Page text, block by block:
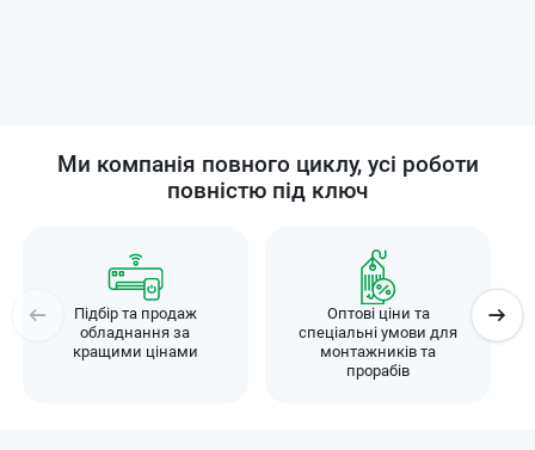
Ми компанія повного циклу, усі роботи
повністю під ключ
Підбір та продаж
обладнання за
кращими цінами
Оптові ціни та
спеціальні умови для
монтажників та
прорабів